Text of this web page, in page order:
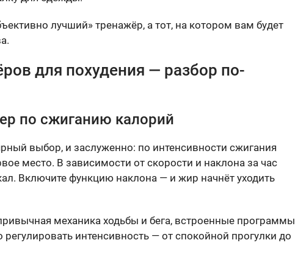
лучший» тренажёр, а тот, на котором вам будет
для похудения — разбор по-
по сжиганию калорий
выбор, и заслуженно: по интенсивности сжигания
место. В зависимости от скорости и наклона за час
Включите функцию наклона — и жир начнёт уходить
механика ходьбы и бега, встроенные программы
интенсивность — от спокойной прогулки до